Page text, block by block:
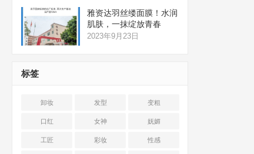
雅资达羽丝缕面膜！水润
肌肤，一抹绽放青春
2023年9月23日
标签
卸妆 发型 变粗
口红 女神 妩媚
工匠 彩妆 性感